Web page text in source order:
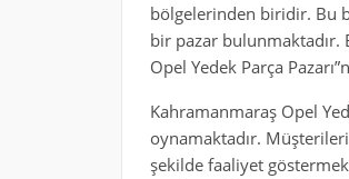
bölgelerinden biridir. Bu
bir pazar bulunmaktadır.
Opel Yedek Parça
Kahramanmaraş Opel
oynamaktadır.
şekilde faaliyet